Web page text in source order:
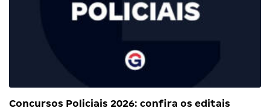
Concursos Policiais 2026: confira os editais